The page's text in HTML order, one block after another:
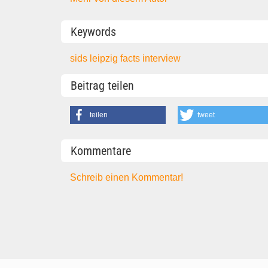
Keywords
sids leipzigfacts interview
Beitrag teilen
teilen tweet
Kommentare
Schreib einen Kommentar!